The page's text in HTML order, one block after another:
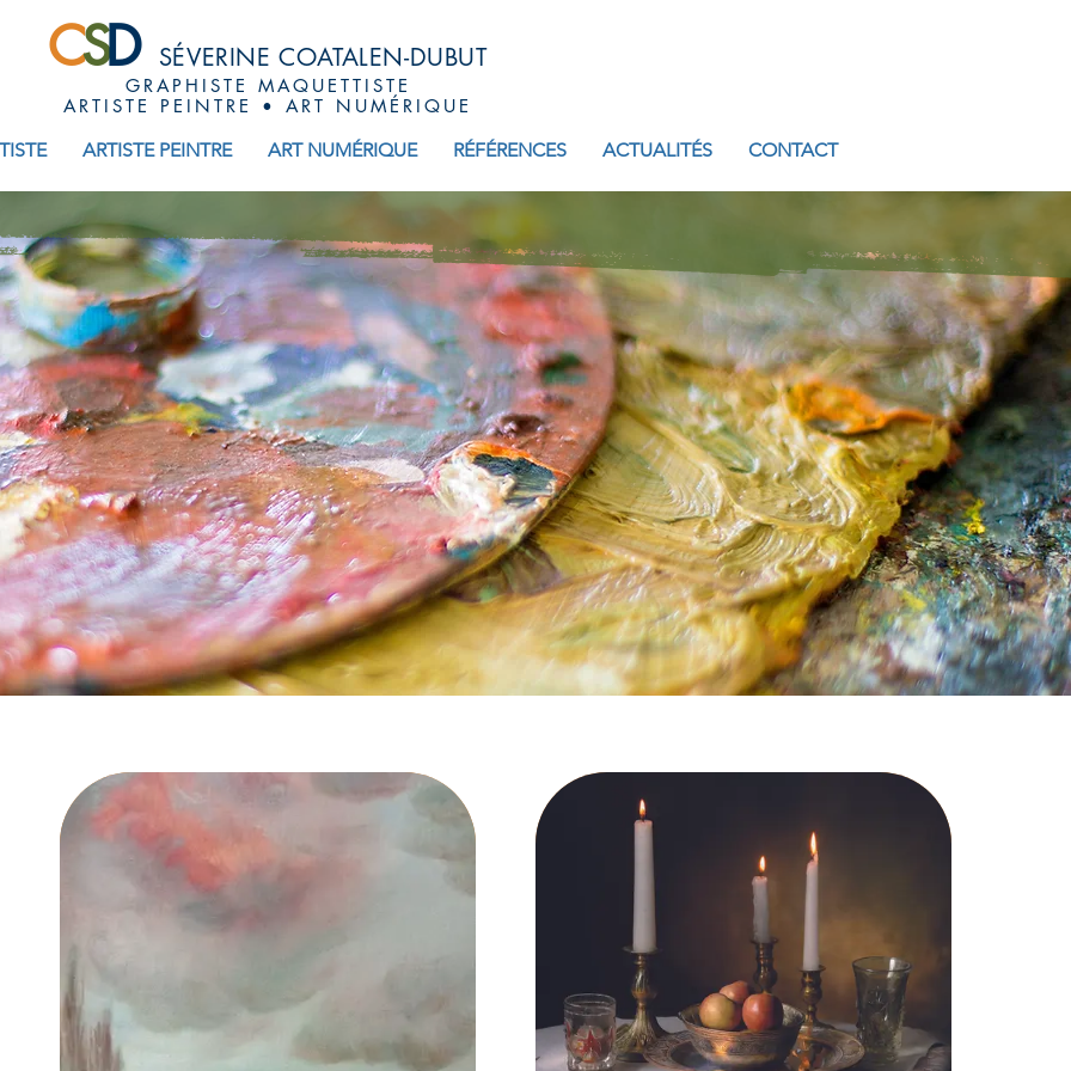
CSD SÉVERINE COATALEN-DUBUT
GRAPHISTE MAQUETTISTE
ARTISTE PEINTRE • ART NUMÉRIQUE
ARTISTE PEINTRE ART NUMÉRIQUE RÉFÉRENCES ACTUALITÉS CONTACT
SÉVERINE COATALEN-DUBUT
Artiste peintre et graphiste maquettiste à Bougival
Spécialisée dans l’édition, la presse dédiée, la retouche
photo, l'art numérique et la peinture.
Créative, passionnée et réactive, mes principaux
sont d’être à votre écoute et de répondre à vos
besoins afin d’arriver à une création forte et riche de sens.